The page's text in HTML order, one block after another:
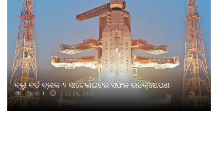
ବ୍ଲୁ ବର୍ଡ ବ୍ଲକ-୨ ସାଟେଲାଇଟର ସଫଳ ଉତକ୍ଷେପଣ
14646 DEC 24, 2025